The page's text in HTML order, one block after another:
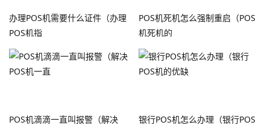
办理POS机需要什么证件（办理
POS机指
POS机死机怎么强制重启（POS
机死机的
POS机滴滴一直叫报警（解决
银行POS机怎么办理（银行POS